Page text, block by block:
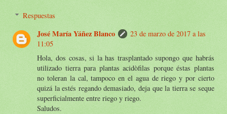
Respuestas
José María Yáñez Blanco
23 de marzo de 2017 a las
11:05
Hola, dos cosas, si la has trasplantado supongo que habrás
utilizado tierra para plantas acidòfilas porque éstas plantas
no toleran la cal, tampoco en el agua de riego y por cierto
quizá la estés regando demasiado, deja que la tierra se seque
superficialmente entre riego y riego.
Saludos.